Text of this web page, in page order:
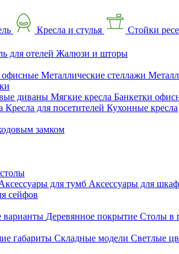
Кресла и стулья Стойки
для отелей Жалюзи и шторы
офисные Металлические стеллажи
диваны Мягкие кресла Банкетки
Кресла для посетителей Кухонные кресла
замком
для тумб Аксессуары для
сейфов
варианты Деревянное покрытие Столы в
габариты Складные модели Светлые